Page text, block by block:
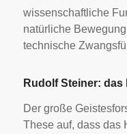
wissenschaftliche
natürliche
technische
Rudolf Steiner: das
Der große
These auf, dass das